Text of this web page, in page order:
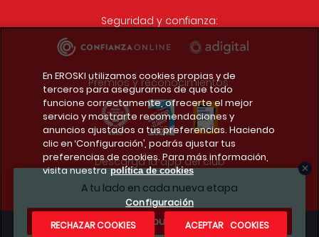
A tu lado en cada nueva etapa
¿Te apuntas?
Seguridad y confianza:
Premios y reconocimientos:
Descarga la app del club
En EROSKI utilizamos cookies propias y de
terceros para asegurarnos de que todo
funcione correctamente, ofrecerte el mejor
servicio y mostrarte recomendaciones y
anuncios ajustados a tus preferencias. Haciendo
clic en ‘Configuración’, podrás ajustar tus
preferencias de cookies. Para más información,
visita nuestra política de cookies
Configuración
RECHAZAR COOKIES
ACEPTAR COOKIES